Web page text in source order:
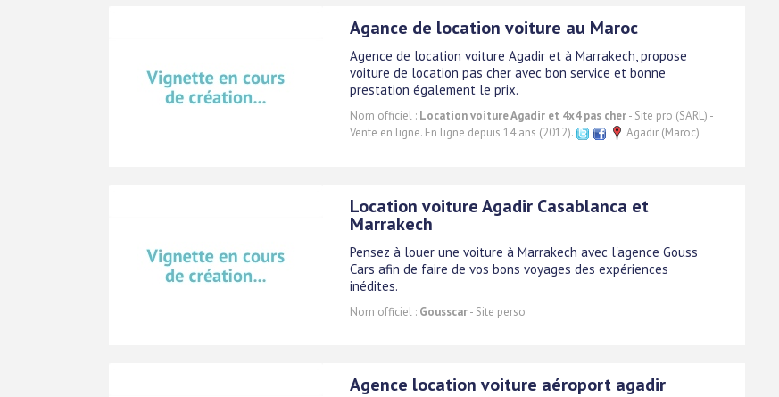
Agance de location voiture au Maroc
Agence de location voiture Agadir et à Marrakech, propose
voiture de location pas cher avec bon service et bonne
prestation également le prix.
Nom officiel : Location voiture Agadir et 4x4 pas cher- Site pro (SARL) -
Vente en ligne. En ligne depuis 14 ans (2012).
Agadir (Maroc)
Location voiture Agadir Casablanca et
Marrakech
Pensez à louer une voiture à Marrakech avec l'agence Gouss
Cars afin de faire de vos bons voyages des expériences
inédites.
Nom officiel : Gousscar- Site perso
Agence location voiture aéroport agadir